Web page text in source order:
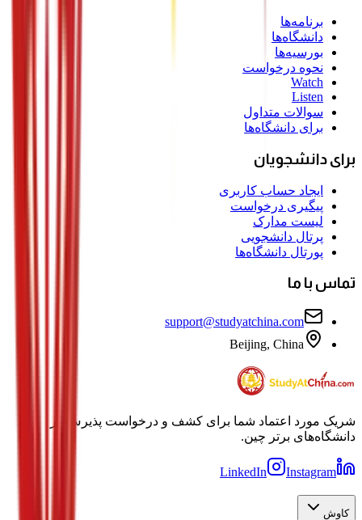
برنامه‌ها
دانشگاه‌ها
بورسیه‌ها
نحوه درخواست
Watch
Listen
سوالات متداول
برای دانشگاه‌ها
برای دانشجویان
ایجاد حساب کاربری
پیگیری درخواست
لیست مدارک
پرتال دانشجویی
پورتال دانشگاه‌ها
تماس با ما
support@studyatchina.com
Beijing, China
شریک مورد اعتماد شما برای کشف و درخواست پذیرش در
دانشگاه‌های برتر چین.
LinkedIn Instagram
کاوش